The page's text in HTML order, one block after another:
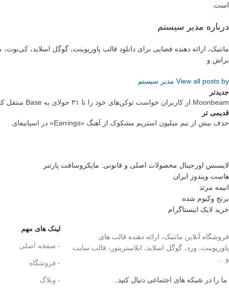
است.
درباره مدیر سیستم
مانتیک، ارائه دهنده فضایی برای دانلود قالب پاورپوینت، گوگل اسلاید،
براش و
View all posts by مدیر سیستم
جدیدتر
Moonbeam از کاربران خواست توکن‌های خود را تا ۳۱ جولای به Base منتقل کنند
قدیمی تر
حذف بیش از نیم میلیون استریم مشکوک از آهنگ «Earrings» در اسپاتیفای
لایسنس اورجینال محصولات اصلی و قانونی: مایکروسافت پارتنر
هاست ویندوز ایران
انیمه مرتد
برنج وکیوم شده
خرید لایک اینستاگرام
فروشگاه آنلاین مانتیک، ارائه دهنده قالب های
پاورپوینت، ورد، گوگل اسلاید، ایلاستریتور، قالب سایت
و …
ما را در شبکه های اجتماعی دنبال کنید...
لینک های مهم
- صفحه اصلی
- فروشگاه
- وبلاگ